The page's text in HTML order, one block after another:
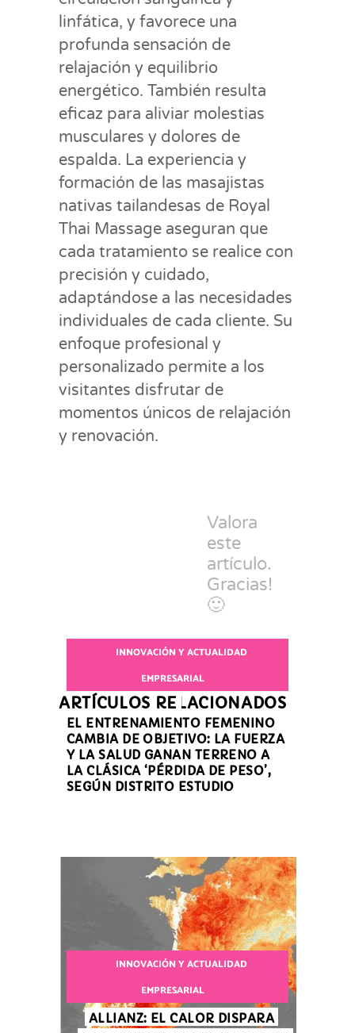
linfática, y favorece una
profunda sensación de
relajación y equilibrio
energético. También resulta
eficaz para aliviar molestias
musculares y dolores de
espalda. La experiencia y
formación de las masajistas
nativas tailandesas de Royal
Thai Massage aseguran que
cada tratamiento se realice con
precisión y cuidado,
adaptándose a las necesidades
individuales de cada cliente. Su
enfoque profesional y
personalizado permite a los
visitantes disfrutar de
momentos únicos de relajación
y renovación.
Valora
este
artículo.
Gracias!
🙂
ARTÍCULOS RELACIONADOS
INNOVACIÓN Y ACTUALIDAD
EMPRESARIAL
EL ENTRENAMIENTO FEMENINO
CAMBIA DE OBJETIVO: LA FUERZA
Y LA SALUD GANAN TERRENO A
LA CLÁSICA ‘PÉRDIDA DE PESO’,
SEGÚN DISTRITO ESTUDIO
INNOVACIÓN Y ACTUALIDAD
EMPRESARIAL
ALLIANZ: EL CALOR DISPARA